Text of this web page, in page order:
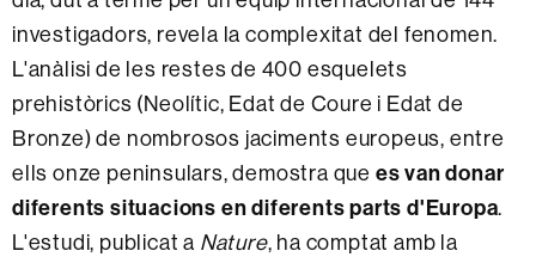
investigadors, revela la complexitat del fenomen.
L'anàlisi de les restes de 400 esquelets
prehistòrics (Neolític, Edat de Coure i Edat de
Bronze) de nombrosos jaciments europeus, entre
ells onze peninsulars, demostra que es van donar
diferents situacions en diferents parts d'Europa.
L'estudi, publicat a Nature, ha comptat amb la